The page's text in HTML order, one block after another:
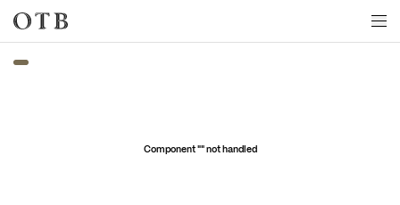
Skip to main content
Component "" not handled